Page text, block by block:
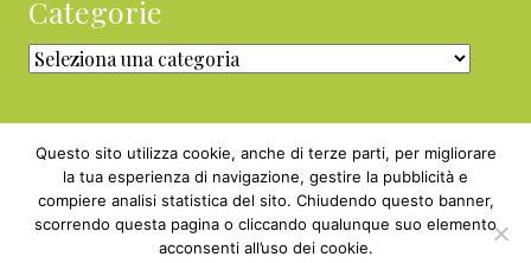
Categorie
Categorie
Copyright © 2010 - 2026 BabyGreen™ ·
P.IVA 05829800969 · Webmaster
Questo sito utilizza cookie, anche di terze parti, per migliorare
la tua esperienza di navigazione, gestire la pubblicità e
compiere analisi statistica del sito. Chiudendo questo banner,
scorrendo questa pagina o cliccando qualunque suo elemento
acconsenti all’uso dei cookie.